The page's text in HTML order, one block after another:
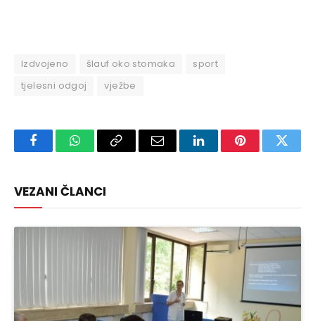
Izdvojeno šlauf oko stomaka
sport
tjelesni odgoj
vježbe
FacebookWhatsAppCopy
Email LinkedInPinterest
VEZANI ČLANCI